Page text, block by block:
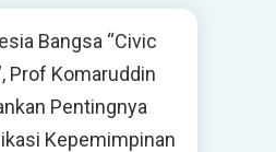
Bangsa “Civic
Prof Komaruddin
Pentingnya
Kepemimpinan